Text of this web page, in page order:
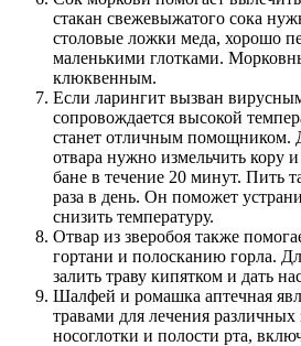
стакан свежевыжатого сока
столовые ложки меда, хорошо
маленькими глотками.
клюквенным.
Если ларингит вызван
сопровождается высокой
станет отличным помощником.
отвара нужно измельчить кору
бане в течение 20 минут. Пить
раза в день. Он поможет
снизить температуру.
Отвар из зверобоя также
гортани и полосканию горла.
залить траву кипятком и дать
Шалфей и ромашка аптечная
травами для лечения различных
носоглотки и полости рта,